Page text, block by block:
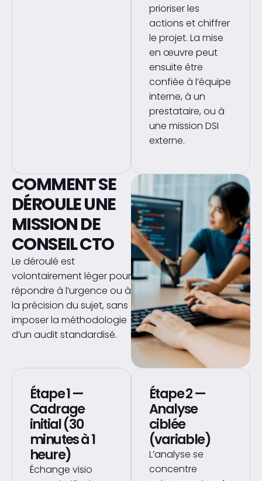
prioriser les
actions et chiffrer
le projet. La mise
en œuvre peut
ensuite être
confiée à l’équipe
interne, à un
prestataire, ou à
une mission DSI
externe.
COMMENT SE
DÉROULE UNE
MISSION DE
CONSEIL CTO
Le déroulé est
volontairement léger pour
répondre à l’urgence ou à
la précision du sujet, sans
imposer la méthodologie
d’un audit standardisé.
Étape 1 —
Cadrage
initial (30
minutes à 1
heure)
Échange visio
Étape 2 —
Analyse
ciblée
(variable)
L’analyse se
concentre